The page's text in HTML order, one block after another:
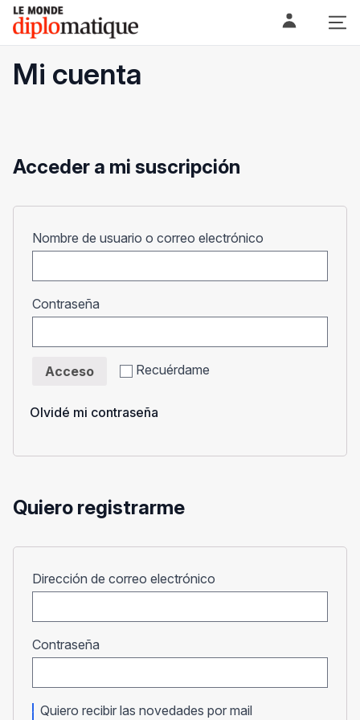
Skip
content
Le monde diplomatique
Mi cuenta
Acceder a mi suscripción
Nombre de usuario o correo electrónico
Contraseña
Recuérdame
Acceso
Olvidé mi contraseña
Quiero registrarme
Dirección de correo electrónico
Contraseña
Quiero recibir las novedades por mail